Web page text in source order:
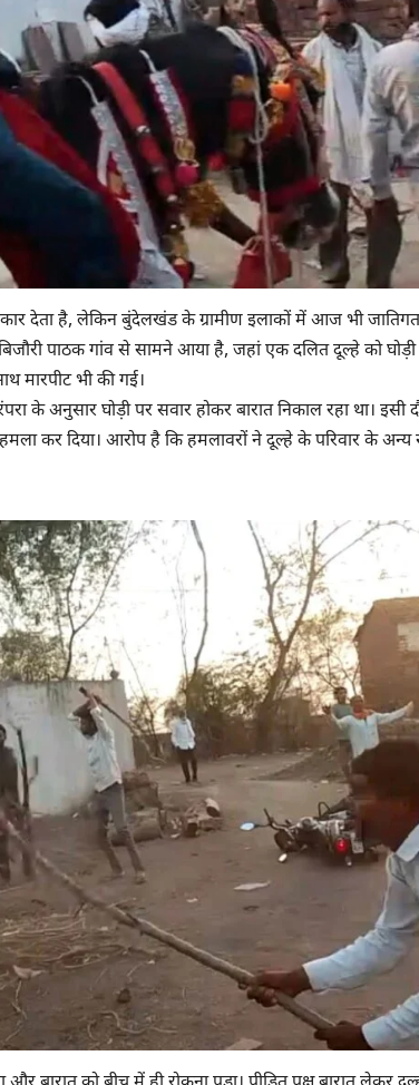
देता है, लेकिन बुंदेलखंड के ग्रामीण इलाकों में आज भी
बिजौरी पाठक गांव से सामने आया है, जहां एक दलित दूल्हे को
मारपीट भी की गई।
के अनुसार घोड़ी पर सवार होकर बारात निकाल रहा था।
कर दिया। आरोप है कि हमलावरों ने दूल्हे के परिवार के अन्य